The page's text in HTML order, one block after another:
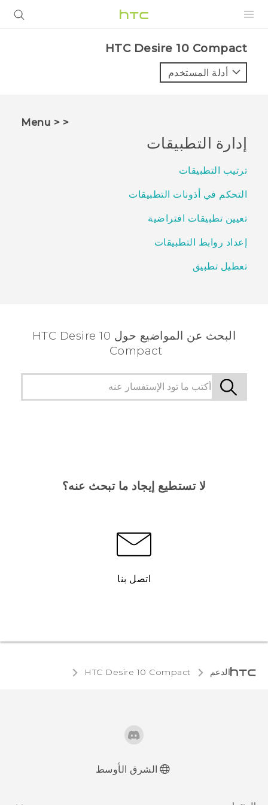
VIVE
VIVERSE
البرامج + التطبيقات
الدعم
أجهزة HTC والملحقات
HTC Desire 10 Compact‎
أدلة المستخدم
< < Menu
إدارة التطبيقات
ترتيب التطبيقات
التحكم في أذونات التطبيقات
تعيين تطبيقات افتراضية
إعداد روابط التطبيقات
تعطيل تطبيق
البحث عن المواضيع حول HTC Desire 10
Compact
لا تستطيع إيجاد ما تبحث عنه؟
اتصل بنا
الدعم HTC Desire 10 Compact‎
الشرق الأوسط